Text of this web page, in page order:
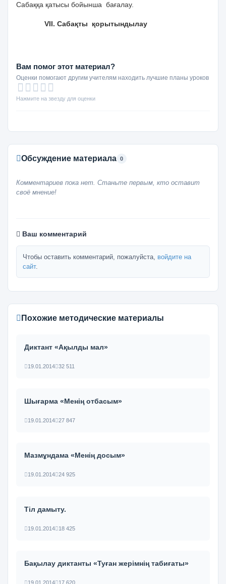
Сабаққа қатысы бойынша бағалау.
VІІ. Сабақты қорытындылау
Вам помог этот материал?
Оценки помогают другим учителям находить лучшие планы уроков
Нажмите на звезду для оценки
Обсуждение материала 0
Комментариев пока нет. Станьте первым, кто оставит
своё мнение!
Ваш комментарий
Чтобы оставить комментарий, пожалуйста, войдите на
сайт.
Похожие методические материалы
Диктант «Ақылды мал»
19.01.2014 32 511
Шығарма «Менің отбасым»
19.01.2014 27 847
Мазмұндама «Менің досым»
19.01.2014 24 925
Тіл дамыту.
19.01.2014 18 425
Бақылау диктанты «Туған жерімнің табиғаты»
19.01.2014 17 620